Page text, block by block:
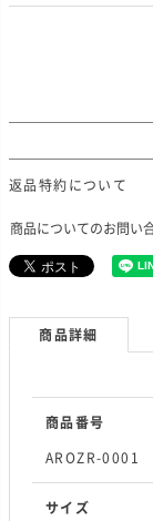
返品特約について
商品についてのお問い
商品詳細
商品番号
AROZR-0001
サイズ